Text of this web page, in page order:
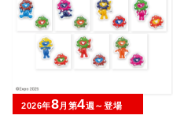
2026年8月第4週～登場